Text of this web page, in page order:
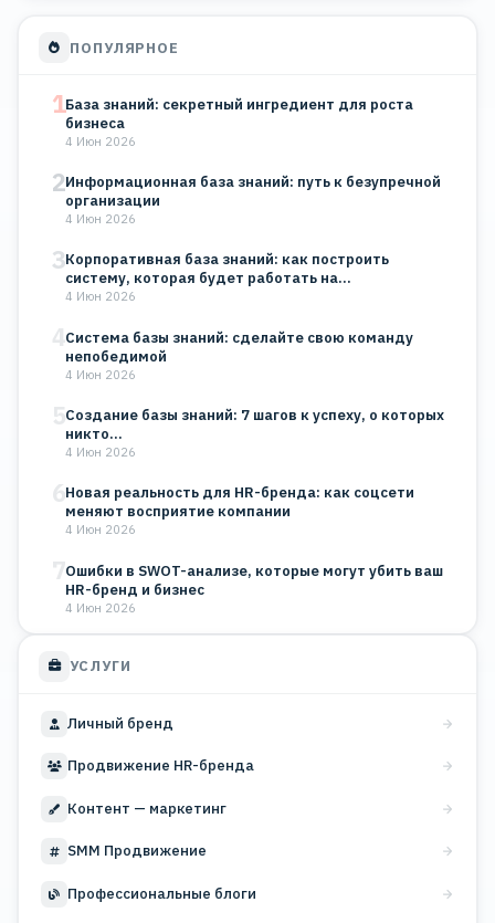
ПОПУЛЯРНОЕ
1База знаний: секретный ингредиент для роста
бизнеса
4 Июн 2026
2Информационная база знаний: путь к безупречной
организации
4 Июн 2026
3Корпоративная база знаний: как построить
систему, которая будет работать на…
4 Июн 2026
4Система базы знаний: сделайте свою команду
непобедимой
4 Июн 2026
5Создание базы знаний: 7 шагов к успеху, о которых
никто…
4 Июн 2026
6Новая реальность для HR-бренда: как соцсети
меняют восприятие компании
4 Июн 2026
7Ошибки в SWOT-анализе, которые могут убить ваш
HR-бренд и бизнес
4 Июн 2026
УСЛУГИ
Личный бренд
Продвижение HR-бренда
Контент — маркетинг
SMM Продвижение
Профессиональные блоги